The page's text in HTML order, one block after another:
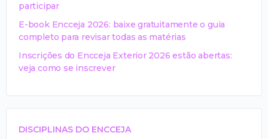
participar
E-book Encceja 2026: baixe gratuitamente o guia
completo para revisar todas as matérias
Inscrições do Encceja Exterior 2026 estão abertas:
veja como se inscrever
DISCIPLINAS DO ENCCEJA